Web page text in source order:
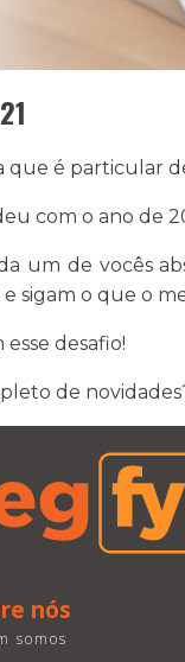
é particular
com o ano de
um de vocês
sigam o que o
desafio!
de
nós
somos